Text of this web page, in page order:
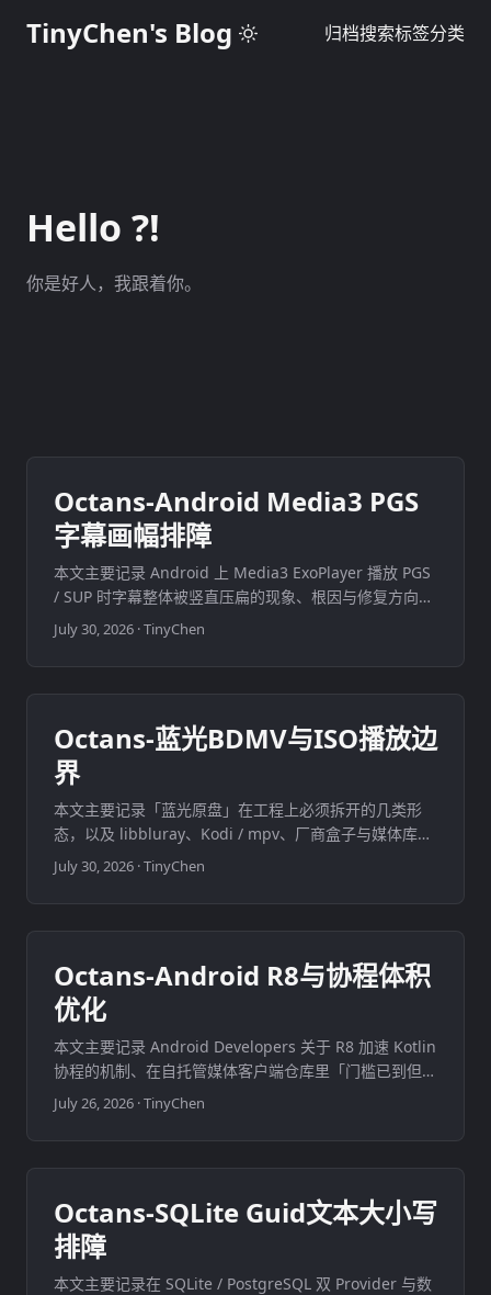
TinyChen's Blog 归档搜索标签分类
Hello ?!
你是好人，我跟着你。
Octans-Android Media3 PGS
字幕画幅排障
本文主要记录 Android 上 Media3 ExoPlayer 播放 PGS
/ SUP 时字幕整体被竖直压扁的现象、根因与修复方向。
问题出在 构图平面与视频显示宽高比不一致时的非等比
布局，不是 surface 算错，也不是位图像素被竖向压
缩。 ...
July 30, 2026 ·TinyChen
Octans-蓝光BDMV与ISO播放边
界
本文主要记录「蓝光原盘」在工程上必须拆开的几类形
态，以及 libbluray、Kodi / mpv、厂商盒子与媒体库产
品各自停在哪一层。目标是建立边界心智模型，不是宣布
某一客户端已经支持原盘菜单或加密商业碟。 ...
July 30, 2026 ·TinyChen
Octans-Android R8与协程体积
优化
本文主要记录 Android Developers 关于 R8 加速 Kotlin
协程的机制、在自托管媒体客户端仓库里「门槛已到但默
认吃不到」的差距，以及用 minify 开/关做体积与冷启动
对照时的结论边界。官方 2× 数字不能直接写成自家产品
实测。 ...
July 26, 2026 ·TinyChen
Octans-SQLite Guid文本大小写
排障
本文主要记录在 SQLite / PostgreSQL 双 Provider 与数